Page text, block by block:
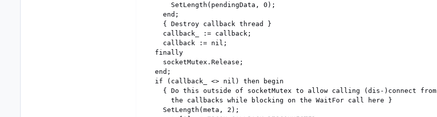
SetLength(pendingData, 0);
end;
{ Destroy callback thread }
callback_ := callback;
callback := nil;
finally
socketMutex.Release;
end;
if (callback_ <> nil) then begin
{ Do this outside of socketMutex to allow calling (dis-)connect from
the callbacks while blocking on the WaitFor call here }
SetLength(meta, 2);